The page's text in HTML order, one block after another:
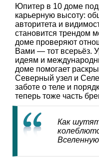
Юпитер в 10 доме
карьерную высоту:
авторитета и
становится трендом
доме проверяют
Вами — тот всерьёз.
идеям и
доме помогает
Северный узел и
заботе о теле и
теперь тоже часть
Как